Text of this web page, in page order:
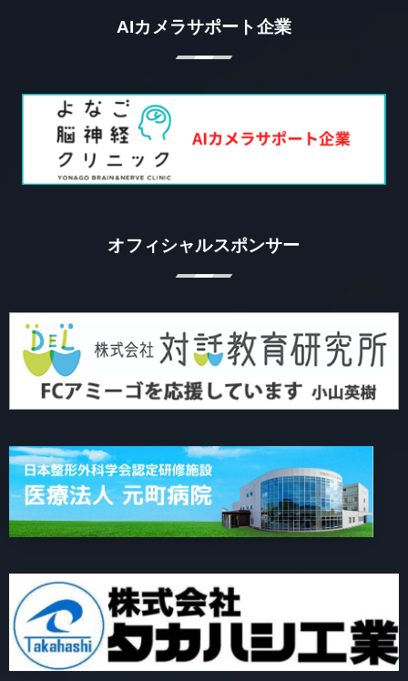
AIカメラサポート企業
オフィシャルスポンサー